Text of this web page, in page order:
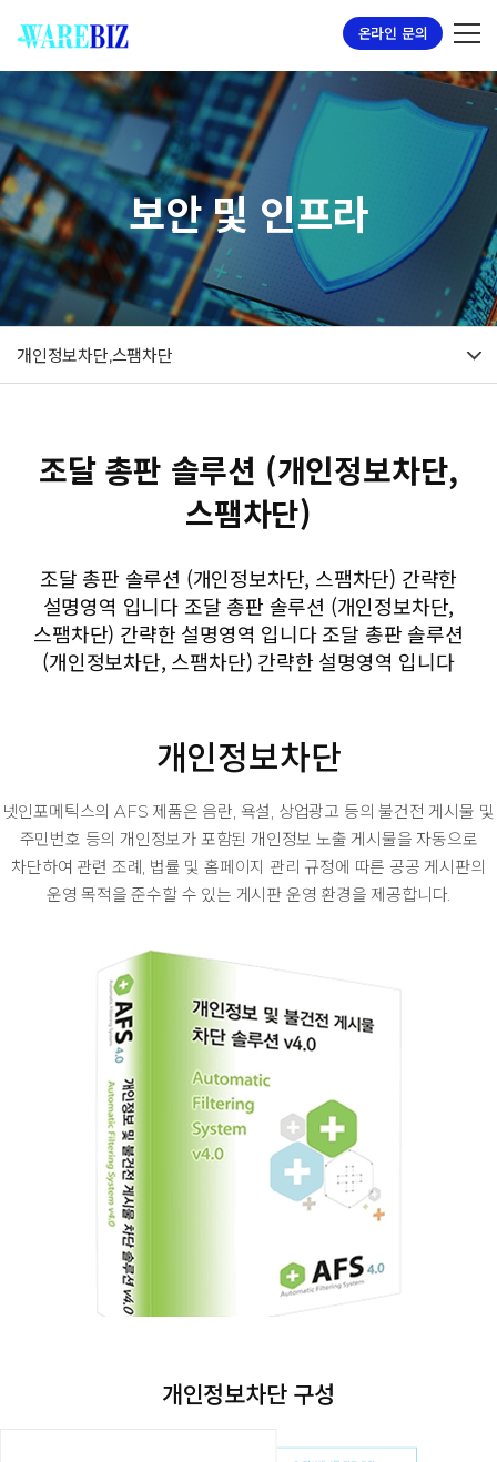
온라인 문의
보안 및 인프라
개인정보차단,스팸차단
조달 총판 솔루션 (개인정보차단,
스팸차단)
조달 총판 솔루션 (개인정보차단, 스팸차단) 간략한
설명영역 입니다 조달 총판 솔루션 (개인정보차단,
스팸차단) 간략한 설명영역 입니다 조달 총판 솔루션
(개인정보차단, 스팸차단) 간략한 설명영역 입니다
개인정보차단
넷인포메틱스의 AFS 제품은 음란, 욕설, 상업광고 등의 불건전 게시물 및
주민번호 등의 개인정보가 포함된 개인정보 노출 게시물을 자동으로
차단하여 관련 조례, 법률 및 홈페이지 관리 규정에 따른 공공 게시판의
운영 목적을 준수할 수 있는 게시판 운영 환경을 제공합니다.
개인정보차단 구성